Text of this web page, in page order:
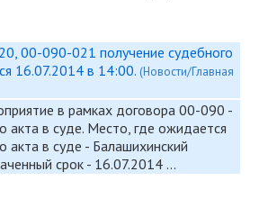
00-090-021 получение судебного
16.07.2014 в 14:00. (Новости/Главная
в рамках договора 00-090 -
акта в суде. Место, где ожидается
акта в суде - Балашихинский
срок - 16.07.2014 …